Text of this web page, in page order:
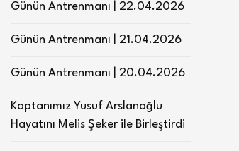
Günün Antrenmanı | 22.04.2026
Günün Antrenmanı | 21.04.2026
Günün Antrenmanı | 20.04.2026
Kaptanımız Yusuf Arslanoğlu
Hayatını Melis Şeker ile Birleştirdi